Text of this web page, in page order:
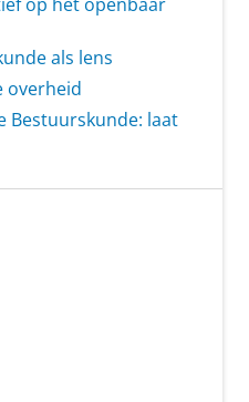
als lens
overheid
Bestuurskunde: laat